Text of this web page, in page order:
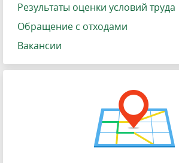
Результаты оценки условий труда
Обращение с отходами
Вакансии